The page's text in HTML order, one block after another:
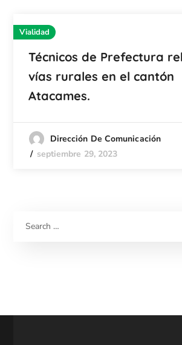
Vialidad
Técnicos de Prefectura
vías rurales en el cantón
Atacames.
Dirección De Comunicación
septiembre 29, 2023